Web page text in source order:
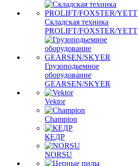
Складская техника
PROLIFT/FOXSTER/YETT
Грузоподьемное
оборудование
GEARSEN/SKYER
Vektor
Champion
КЕДР
NORSU